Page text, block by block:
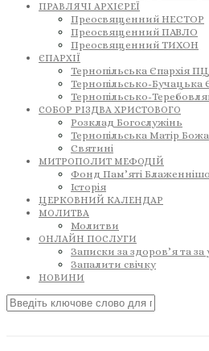
ПРАВЛЯЧІ АРХІЄРЕЇ
Преосвященний НЕСТОР
Преосвященний ПАВЛО
Преосвященний ТИХОН
ЄПАРХІЇ
Тернопільська Єпархія
Тернопільсько-Бучацька
Тернопільсько-
СОБОР РІЗДВА ХРИСТОВОГО
Розклад Богослужінь
Тернопільська Матір Божа
Святині
МИТРОПОЛИТ МЕФОДІЙ
Фонд Пам’яті
Історія
ЦЕРКОВНИЙ КАЛЕНДАР
МОЛИТВА
Молитви
ОНЛАЙН ПОСЛУГИ
Записки за здоров’я та за
Запалити свічку
НОВИНИ